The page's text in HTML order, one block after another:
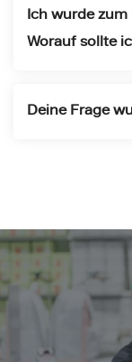
Ich wurde
Worauf sollte
Deine Frage